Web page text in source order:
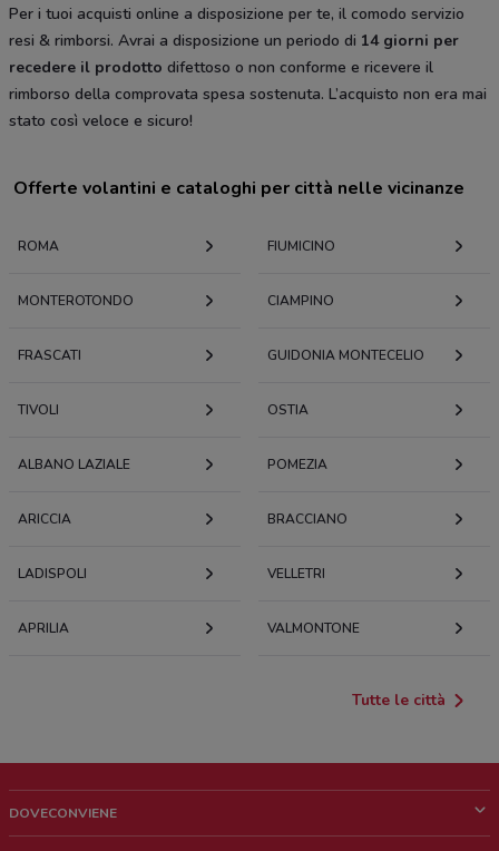
Per i tuoi acquisti online a disposizione per te, il comodo servizio
resi & rimborsi. Avrai a disposizione un periodo di 14 giorni per
recedere il prodotto difettoso o non conforme e ricevere il
rimborso della comprovata spesa sostenuta. L’acquisto non era mai
stato così veloce e sicuro!
Offerte volantini e cataloghi per città nelle vicinanze
ROMA FIUMICINO
MONTEROTONDO CIAMPINO
FRASCATI GUIDONIA MONTECELIO
TIVOLI OSTIA
ALBANO LAZIALE POMEZIA
ARICCIA BRACCIANO
LADISPOLI VELLETRI
APRILIA VALMONTONE
Tutte le città
DOVECONVIENE